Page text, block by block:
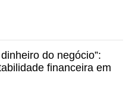
do negócio”:
financeira em